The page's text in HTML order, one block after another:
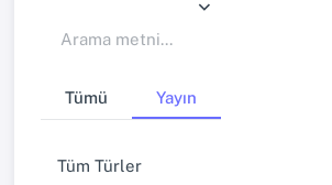
Tümü Yayın
Tüm Türler